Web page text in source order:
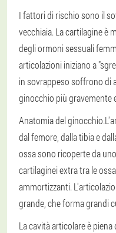
I fattori di rischio sono il
vecchiaia. La cartilagine è
degli ormoni sessuali
articolazioni iniziano a
in sovrappeso soffrono di
ginocchio più gravemente
Anatomia del ginocchio.
dal femore, dalla tibia e
ossa sono ricoperte da
cartilaginei extra tra le
ammortizzanti.
grande, che forma grandi
La cavità articolare è